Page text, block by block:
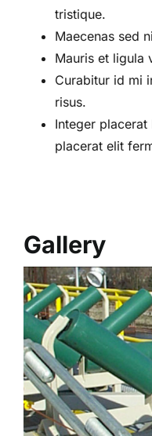
tristique.
Maecenas sed
Mauris et ligula
Curabitur id mi
risus.
Integer placerat
placerat elit
Gallery